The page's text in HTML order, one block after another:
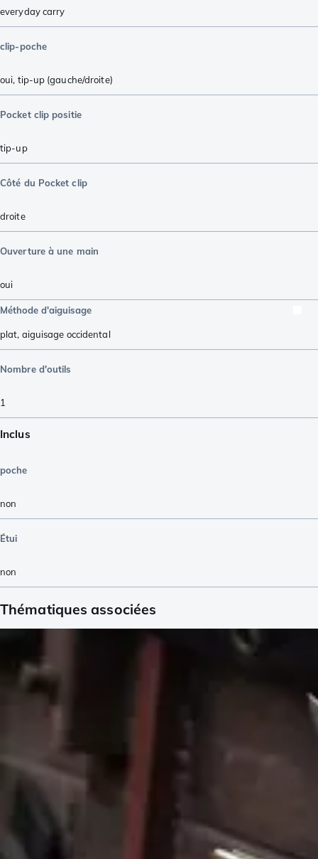
everyday carry
clip-poche
oui, tip-up (gauche/droite)
Pocket clip positie
tip-up
Côté du Pocket clip
droite
Ouverture à une main
oui
Méthode d'aiguisage
plat, aiguisage occidental
Nombre d'outils
1
Inclus
poche
non
Étui
non
Thématiques associées